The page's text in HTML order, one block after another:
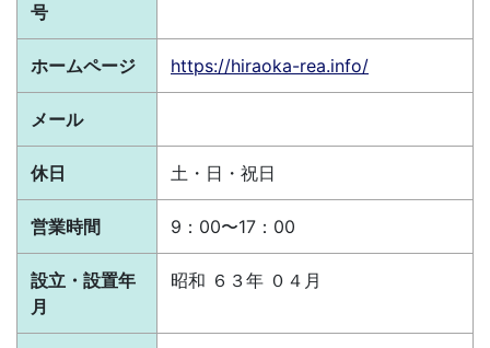
号
ホームページ https://hiraoka-rea.info/
メール
休日 土・日・祝日
営業時間 9：00〜17：00
設立・設置年
月
昭和 ６３年 ０４月